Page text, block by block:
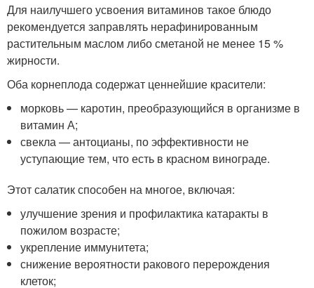
Для наилучшего усвоения витаминов такое блюдо
рекомендуется заправлять нерафинированным
растительным маслом либо сметаной не менее 15 %
жирности.
Оба корнеплода содержат ценнейшие красители:
морковь — каротин, преобразующийся в организме в
витамин А;
свекла — антоцианы, по эффективности не
уступающие тем, что есть в красном винограде.
Этот салатик способен на многое, включая:
улучшение зрения и профилактика катаракты в
пожилом возрасте;
укрепление иммунитета;
снижение вероятности ракового перерождения
клеток;